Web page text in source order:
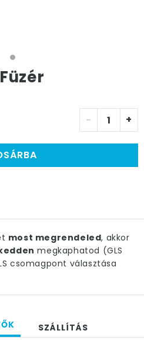
- +
most megrendeled, akkor
megkaphatod (GLS
csomagpont választása
SZÁLLÍTÁS